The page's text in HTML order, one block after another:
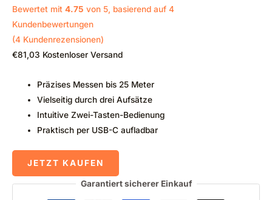
Bewertet mit 4.75 von 5, basierend auf 4
Kundenbewertungen
(4 Kundenrezensionen)
€81,03 Kostenloser Versand
Präzises Messen bis 25 Meter
Vielseitig durch drei Aufsätze
Intuitive Zwei-Tasten-Bedienung
Praktisch per USB-C aufladbar
JETZT KAUFEN
Garantiert sicherer Einkauf